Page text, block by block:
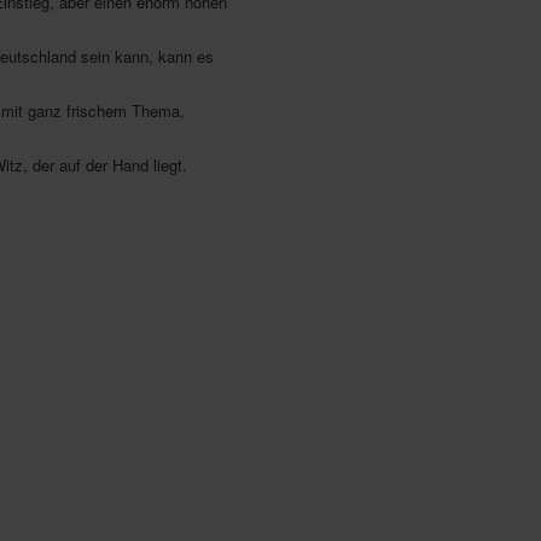
sein kann, kann es
ganz frischem Thema,
der auf der Hand liegt.